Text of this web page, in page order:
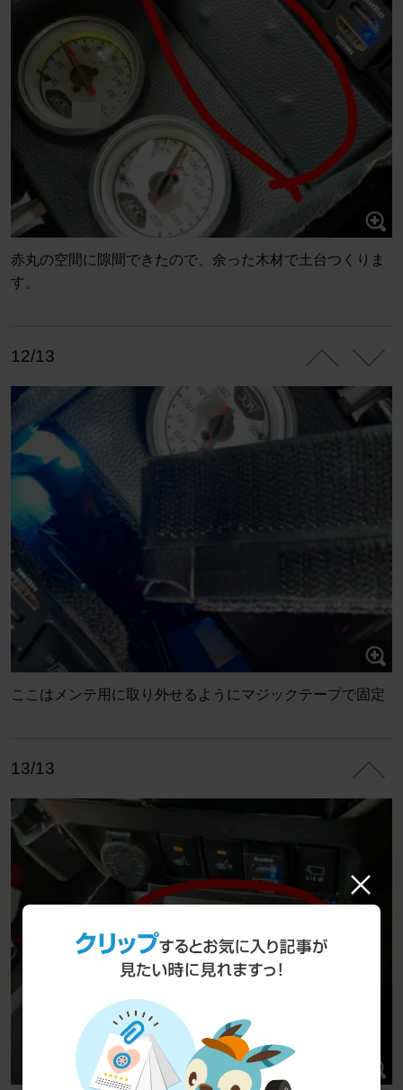
赤丸の空間に隙間できたので、余った木材で土台つくりま
す。
12/13
ここはメンテ用に取り外せるようにマジックテープで固定
13/13